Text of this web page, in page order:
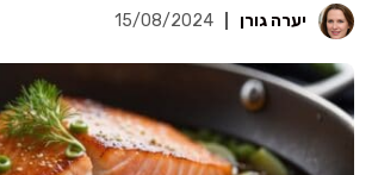
יערה גורן 15/08/2024